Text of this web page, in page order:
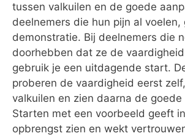
tussen valkuilen en de goede
deelnemers die hun pijn al voelen,
demonstratie. Bij deelnemers die
doorhebben dat ze de
gebruik je een uitdagende start.
proberen de vaardigheid eerst
valkuilen en zien daarna de goede
Starten met een voorbeeld geeft
opbrengst zien en wekt